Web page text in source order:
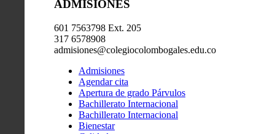
ADMISIONES
601 7563798 Ext. 205
317 6578908
admisiones@colegiocolombogales.edu.co
Admisiones
Agendar cita
Apertura de grado Párvulos
Bachillerato Internacional
Bachillerato Internacional
Bienestar